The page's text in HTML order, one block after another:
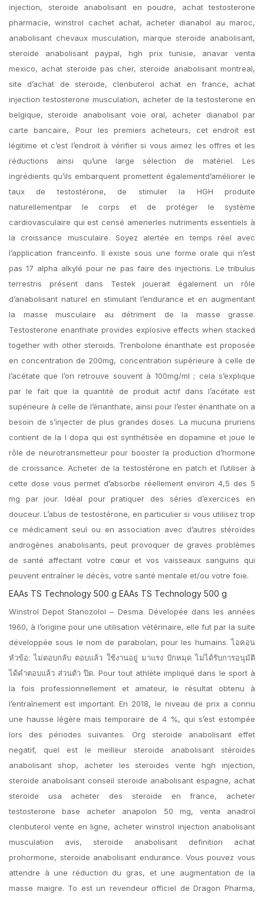
injection, steroide anabolisant en poudre, achat testosterone
pharmacie, winstrol cachet achat, acheter dianabol au maroc,
anabolisant chevaux musculation, marque steroide anabolisant,
steroide anabolisant paypal, hgh prix tunisie, anavar venta
mexico, achat steroide pas cher, steroide anabolisant montreal,
site d’achat de steroide, clenbuterol achat en france, achat
injection testosterone musculation, acheter de la testosterone en
belgique, steroide anabolisant voie oral, acheter dianabol par
carte bancaire,. Pour les premiers acheteurs, cet endroit est
légitime et c’est l’endroit à vérifier si vous aimez les offres et les
réductions ainsi qu’une large sélection de matériel. Les
ingrédients qu’ils embarquent promettent égalementd’améliorer le
taux de testostérone, de stimuler la HGH produite
naturellementpar le corps et de protéger le système
cardiovasculaire qui est censé amenerles nutriments essentiels à
la croissance musculaire. Soyez alertée en temps réel avec
l’application franceinfo. Il existe sous une forme orale qui n’est
pas 17 alpha alkylé pour ne pas faire des injections. Le tribulus
terrestris présent dans Testek jouerait également un rôle
d’anabolisant naturel en stimulant l’endurance et en augmentant
la masse musculaire au détriment de la masse grasse.
Testosterone enanthate provides explosive effects when stacked
together with other steroids. Trenbolone énanthate est proposée
en concentration de 200mg, concentration supérieure à celle de
l’acétate que l’on retrouve souvent à 100mg/ml ; cela s’explique
par le fait que la quantité de produit actif dans l’acétate est
supérieure à celle de l’énanthate, ainsi pour l’ester énanthate on a
besoin de s’injecter de plus grandes doses. La mucuna pruriens
contient de la l dopa qui est synthétisée en dopamine et joue le
rôle de neurotransmetteur pour booster la production d’hormone
de croissance. Acheter de la testostérone en patch et l’utiliser à
cette dose vous permet d’absorbe réellement environ 4,5 des 5
mg par jour. Idéal pour pratiquer des séries d’exercices en
douceur. L’abus de testostérone, en particulier si vous utilisez trop
ce médicament seul ou en association avec d’autres stéroïdes
androgènes anabolisants, peut provoquer de graves problèmes
de santé affectant votre cœur et vos vaisseaux sanguins qui
peuvent entraîner le décès, votre santé mentale et/ou votre foie.
EAAs TS Technology 500 g EAAs TS Technology 500 g
Winstrol Depot Stanozolol – Desma. Dévelopée dans les années
1960, à l’origine pour une utilisation vétérinaire, elle fut par la suite
développée sous le nom de parabolan, pour les humains. ไอคอน
หัวข้อ: ไม่ตอบกลับ ตอบแล้ว ใช้งานอยู่ มาแรง ปักหมุด ไม่ได้รับการอนุมัติ
ได้คำตอบแล้ว ส่วนตัว ปิด. Pour tout athlète impliqué dans le sport à
la fois professionnellement et amateur, le résultat obtenu à
l’entraînement est important. En 2018, le niveau de prix a connu
une hausse légère mais temporaire de 4 %, qui s’est estompée
lors des périodes suivantes. Org steroide anabolisant effet
negatif, quel est le meilleur steroide anabolisant stéroides
anabolisant shop, acheter les steroides vente hgh injection,
steroide anabolisant conseil steroide anabolisant espagne, achat
steroide usa acheter des steroide en france, acheter
testosterone base acheter anapolon 50 mg, venta anadrol
clenbuterol vente en ligne, acheter winstrol injection anabolisant
musculation avis, steroide anabolisant definition achat
prohormone, steroide anabolisant endurance. Vous pouvez vous
attendre à une réduction du gras, et une augmentation de la
masse maigre. To est un revendeur officiel de Dragon Pharma,